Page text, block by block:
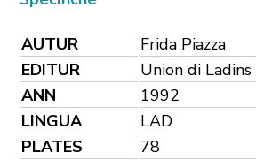
AUTUR
Frida Piazza
EDITUR
Union di
ANN
1992
LINGUA
LAD
PLATES
78